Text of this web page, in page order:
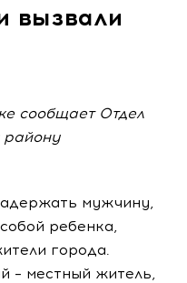
вызвали
сообщает Отдел
мужчину,
ребенка,
города.
– местный житель,